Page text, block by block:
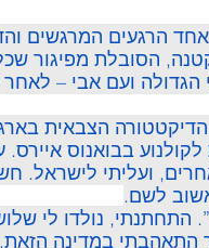
הרגעים המרגשים
הסובלת מפיגור
הגדולה ועם אבי –
לקולנוע בבואנוס
ועליתי לישראל.
לשם.
התחתנתי, נולדו לי
במדינה הזאת,